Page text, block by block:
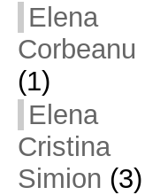
Elena
Corbeanu
(1)
Elena
Cristina
Simion (3)